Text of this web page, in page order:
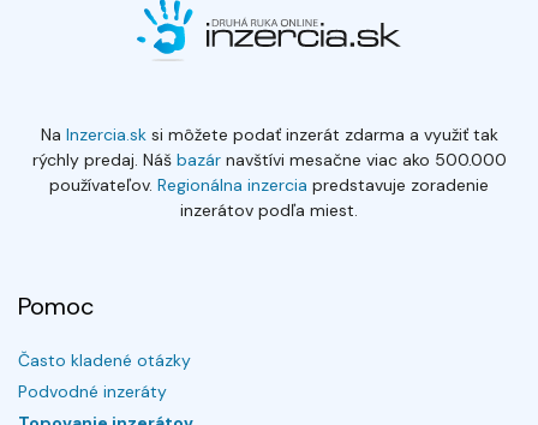
Na Inzercia.sksi môžete podať inzerát zdarma a využiť tak
rýchly predaj. Náš bazárnavštívi mesačne viac ako 500.000
používateľov. Regionálna inzercia predstavuje zoradenie
inzerátov podľa miest.
Pomoc
Často kladené otázky
Podvodné inzeráty